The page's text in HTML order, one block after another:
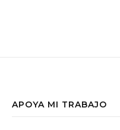
APOYA MI TRABAJO